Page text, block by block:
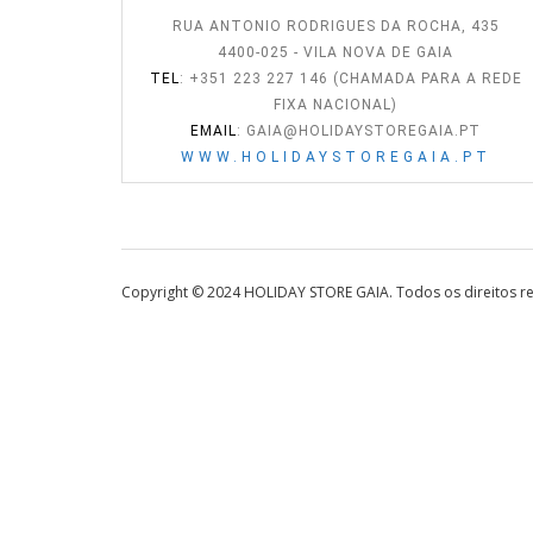
RUA ANTONIO RODRIGUES DA ROCHA, 435
4400-025 - VILA NOVA DE GAIA
TEL: +351 223 227 146 (CHAMADA PARA A REDE
FIXA NACIONAL)
EMAIL: GAIA@HOLIDAYSTOREGAIA.PT
WWW.HOLIDAYSTOREGAIA.PT
Copyright © 2024 HOLIDAY STORE GAIA. Todos os direitos